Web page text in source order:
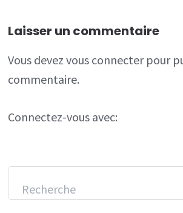
Laisser un commentaire
Vous devezvous connecterpour
commentaire.
Connectez-vous avec: